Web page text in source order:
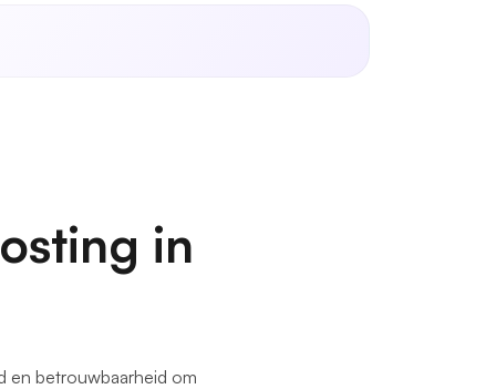
in
en betrouwbaarheid om